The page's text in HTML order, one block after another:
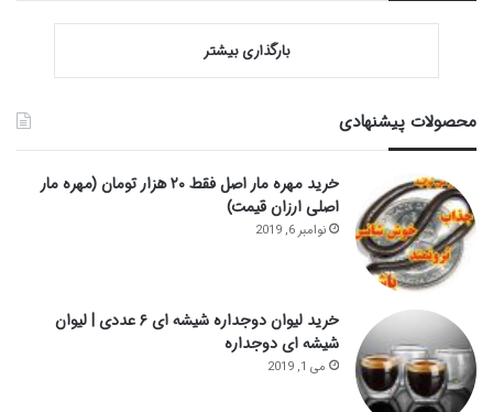
بارگذاری بیشتر
محصولات پیشنهادی
خرید مهره مار اصل فقط ۲۰ هزار تومان (مهره مار
اصلی ارزان قیمت)
نوامبر 6, 2019
خرید لیوان دوجداره شیشه ای ۶ عددی | لیوان
شیشه ای دوجداره
می 1, 2019